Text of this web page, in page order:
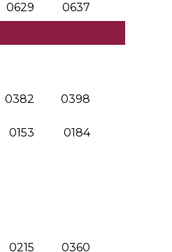
0629 0637
0382
0398
0153
0184
0215 0360